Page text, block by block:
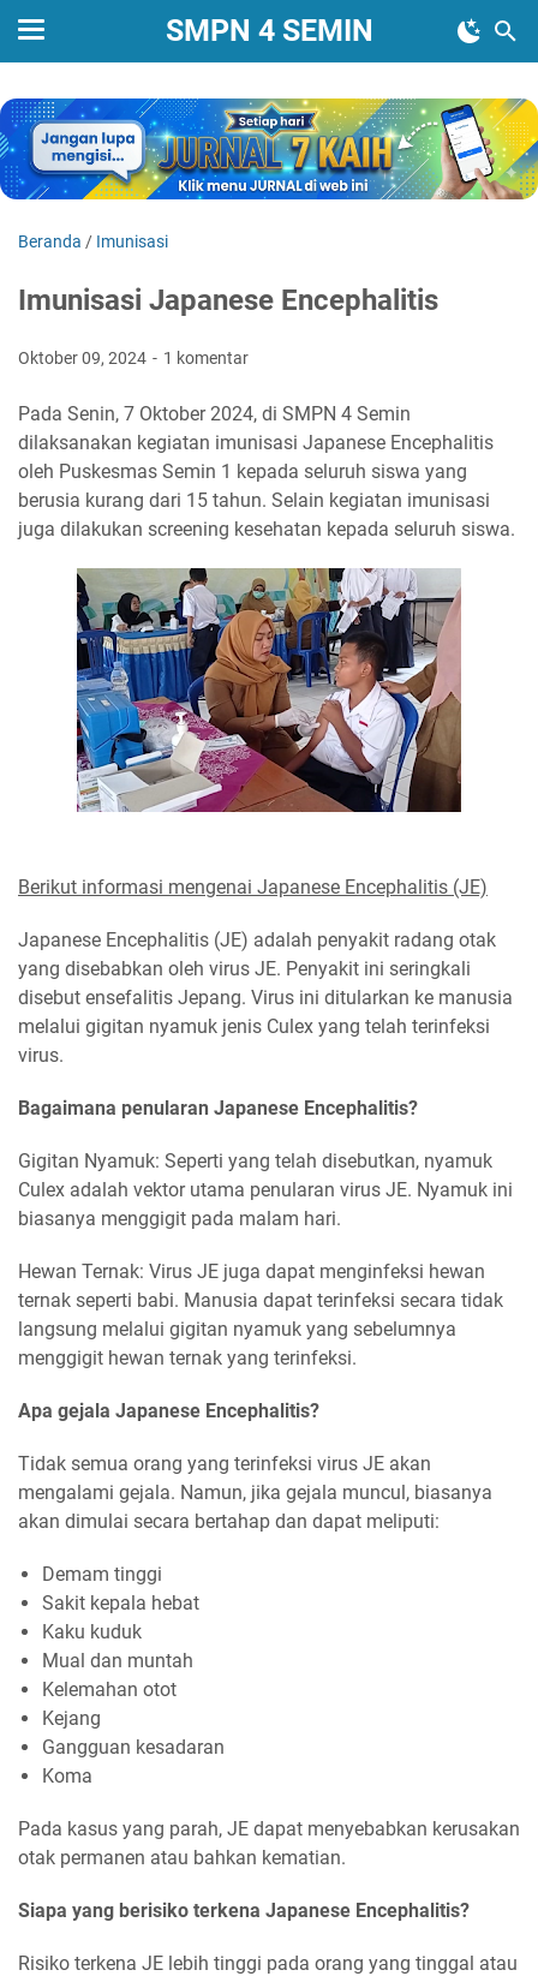
SMPN 4 SEMIN
Beranda / Imunisasi
Imunisasi Japanese Encephalitis
Oktober 09, 2024 1 komentar
Pada Senin, 7 Oktober 2024, di SMPN 4 Semin
dilaksanakan kegiatan imunisasi Japanese Encephalitis
oleh Puskesmas Semin 1 kepada seluruh siswa yang
berusia kurang dari 15 tahun. Selain kegiatan imunisasi
juga dilakukan screening kesehatan kepada seluruh siswa.
Berikut informasi mengenai Japanese Encephalitis (JE)
Japanese Encephalitis (JE) adalah penyakit radang otak
yang disebabkan oleh virus JE. Penyakit ini seringkali
disebut ensefalitis Jepang. Virus ini ditularkan ke manusia
melalui gigitan nyamuk jenis Culex yang telah terinfeksi
virus.
Bagaimana penularan Japanese Encephalitis?
Gigitan Nyamuk: Seperti yang telah disebutkan, nyamuk
Culex adalah vektor utama penularan virus JE. Nyamuk ini
biasanya menggigit pada malam hari.
Hewan Ternak: Virus JE juga dapat menginfeksi hewan
ternak seperti babi. Manusia dapat terinfeksi secara tidak
langsung melalui gigitan nyamuk yang sebelumnya
menggigit hewan ternak yang terinfeksi.
Apa gejala Japanese Encephalitis?
Tidak semua orang yang terinfeksi virus JE akan
mengalami gejala. Namun, jika gejala muncul, biasanya
akan dimulai secara bertahap dan dapat meliputi:
Demam tinggi
Sakit kepala hebat
Kaku kuduk
Mual dan muntah
Kelemahan otot
Kejang
Gangguan kesadaran
Koma
Pada kasus yang parah, JE dapat menyebabkan kerusakan
otak permanen atau bahkan kematian.
Siapa yang berisiko terkena Japanese Encephalitis?
Risiko terkena JE lebih tinggi pada orang yang tinggal atau